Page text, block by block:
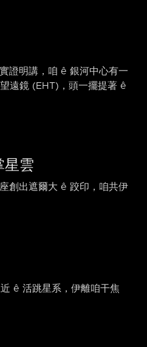
證明講，咱 ê 銀河中心有一
遠鏡 (EHT)，頭一擺提著 ê
星雲
創出遮爾大 ê 跤印，咱共伊
ê 活跳星系，伊離咱干焦